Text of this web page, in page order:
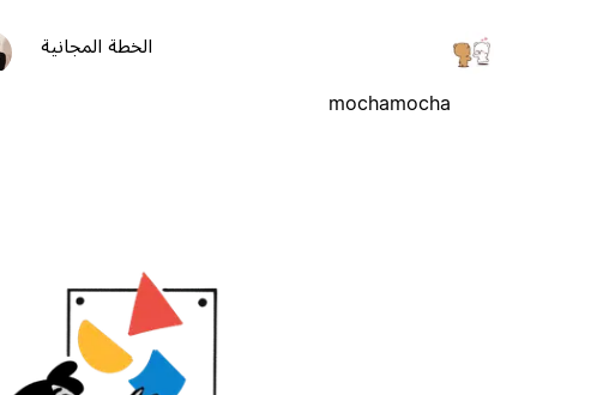
mochamocha
الخطة المجانية